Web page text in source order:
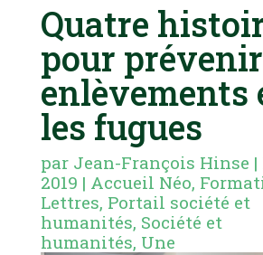
Quatre
pour
enlèvements
les fugues
par Jean-François Hinse |
2019 | Accueil Néo,
Lettres, Portail société et
humanités, Société et
humanités, Une